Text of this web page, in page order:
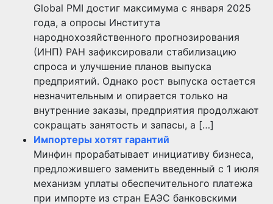
Global PMI достиг максимума с января 2025
года, а опросы Института
народнохозяйственного прогнозирования
(ИНП) РАН зафиксировали стабилизацию
спроса и улучшение планов выпуска
предприятий. Однако рост выпуска остается
незначительным и опирается только на
внутренние заказы, предприятия продолжают
сокращать занятость и запасы, а […]
Импортеры хотят гарантий
Минфин прорабатывает инициативу бизнеса,
предложившего заменить введенный с 1 июля
механизм уплаты обеспечительного платежа
при импорте из стран ЕАЭС банковскими